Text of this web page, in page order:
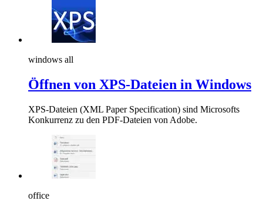
windows all
Öffnen von XPS-Dateien in Windows
XPS-Dateien (XML Paper Specification) sind Microsofts
Konkurrenz zu den PDF-Dateien von Adobe.
office